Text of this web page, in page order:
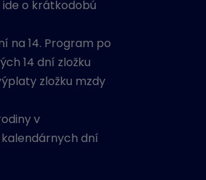
o krátkodobú
na 14. Program po
14 dní zložku
zložku mzdy
v
kalendárnych dní